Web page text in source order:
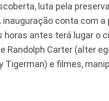
luta pela
inauguração conta com
horas antes terá lugar o
Randolph Carter (alter
Tigerman) e filmes,